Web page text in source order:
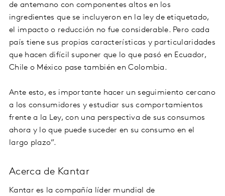
de antemano con componentes altos en los
ingredientes que se incluyeron en la ley de etiquetado,
el impacto o reducción no fue considerable. Pero cada
país tiene sus propias características y particularidades
que hacen difícil suponer que lo que pasó en Ecuador,
Chile o México pase también en Colombia.
Ante esto, es importante hacer un seguimiento cercano
a los consumidores y estudiar sus comportamientos
frente a la Ley, con una perspectiva de sus consumos
ahora y lo que puede suceder en su consumo en el
largo plazo”.
Acerca de Kantar
Kantar es la compañía líder mundial de